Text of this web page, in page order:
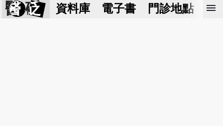
醫 砭 資料庫 電子書 門診地點 預
menu